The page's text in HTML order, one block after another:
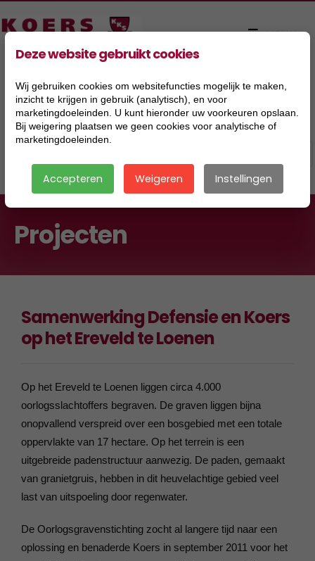
Projecten
Samenwerking Defensie en Koers
op het Ereveld te Loenen
Op het Ereveld te Loenen liggen circa 4.000
oorlogsslachtoffers begraven. De graven liggen bijna
onopvallend verspreid over een bosgebied met een totale
oppervlakte van 17 hectare. Op het terrein is een
uitgebreide padenstructuur aanwezig. De paden, gemaakt
van granietgruis, hebben in dit heuvelachtige gebied veel
last van uitspoeling door regenwater.
De Oorlogsgravenstichting zocht al langere tijd naar een
oplossing en benaderde Koers in september 2011 voor het
Deze website gebruikt cookies
Wij gebruiken cookies om websitefuncties mogelijk te maken,
inzicht te krijgen in gebruik (analytisch), en voor
marketingdoeleinden. U kunt hieronder uw voorkeuren opslaan.
Bij weigering plaatsen we geen cookies voor analytische of
marketingdoeleinden.
Accepteren Weigeren Instellingen